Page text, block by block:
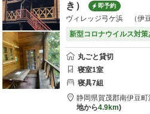
き）
即予約
ヴィレッジ弓ケ浜 （伊
新型コロナウイルス対策
丸ごと貸切
寝室1室
寝具7組
静岡県賀茂郡南伊豆
地から4.9km